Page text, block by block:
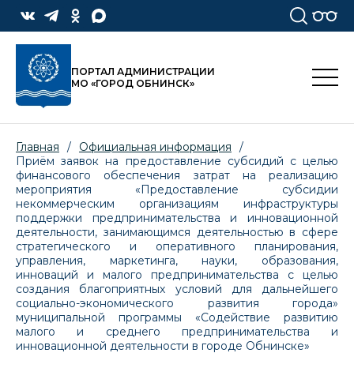
ПОРТАЛ АДМИНИСТРАЦИИ
МО «ГОРОД ОБНИНСК»
Главная / Официальная информация
/
Приём заявок на предоставление субсидий с целью
финансового обеспечения затрат на реализацию
мероприятия «Предоставление субсидии
некоммерческим организациям инфраструктуры
поддержки предпринимательства и инновационной
деятельности, занимающимся деятельностью в сфере
стратегического и оперативного планирования,
управления, маркетинга, науки, образования,
инноваций и малого предпринимательства с целью
создания благоприятных условий для дальнейшего
социально-экономического развития города»
муниципальной программы «Содействие развитию
малого и среднего предпринимательства и
инновационной деятельности в городе Обнинске»